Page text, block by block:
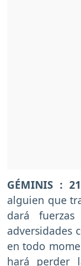
GÉMINIS :
alguien que
dará
adversidades
en todo
hará perder